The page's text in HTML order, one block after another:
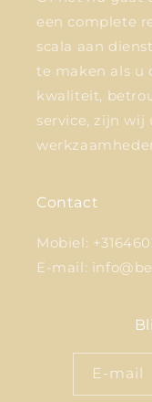
een complete
scala aan
te maken als u
kwaliteit,
service, zijn wij
Contact
Mobiel:
E-mail:
E‑mail